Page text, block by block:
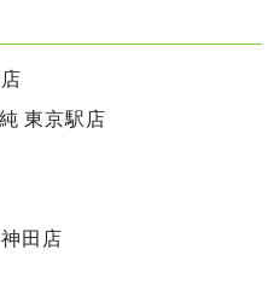
店
純 東京駅店
田店